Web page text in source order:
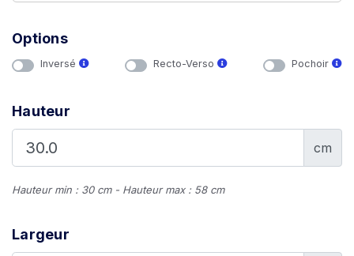
Options
Inversé Recto-Verso Pochoir
Hauteur
cm
Hauteur min : 30 cm - Hauteur max : 58 cm
Largeur